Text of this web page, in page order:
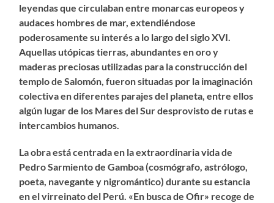
leyendas que circulaban entre monarcas europeos y
audaces hombres de mar, extendiéndose
poderosamente su interés a lo largo del siglo XVI.
Aquellas utópicas tierras, abundantes en oro y
maderas preciosas utilizadas para la construcción del
templo de Salomón, fueron situadas por la imaginación
colectiva en diferentes parajes del planeta, entre ellos
algún lugar de los Mares del Sur desprovisto de rutas e
intercambios humanos.
La obra está centrada en la extraordinaria vida de
Pedro Sarmiento de Gamboa (cosmógrafo, astrólogo,
poeta, navegante y nigromántico) durante su estancia
en el virreinato del Perú. «En busca de Ofir» recoge de